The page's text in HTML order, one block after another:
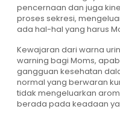
pencernaan dan juga
proses sekresi,
ada hal-hal yang harus
Kewajaran dari warna
warning bagi Moms,
gangguan kesehatan
normal yang berwaran
tidak mengeluarkan
berada pada keadaan